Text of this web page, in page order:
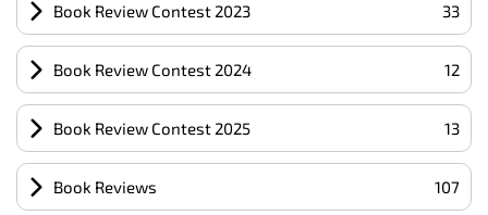
Book Review Contest 2023 33
Book Review Contest 2024 12
Book Review Contest 2025 13
Book Reviews 107